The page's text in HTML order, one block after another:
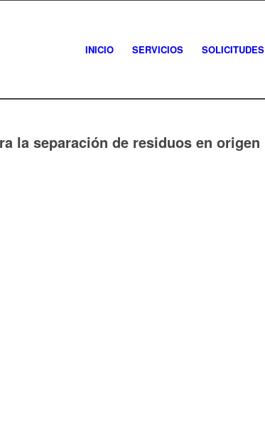
INICIO SERVICIOS SOLICITUDES
la separación de residuos en origen